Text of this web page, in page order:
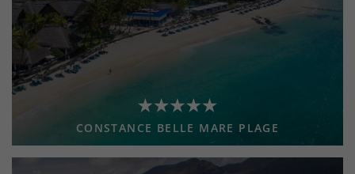
CONSTANCE BELLE MARE PLAGE